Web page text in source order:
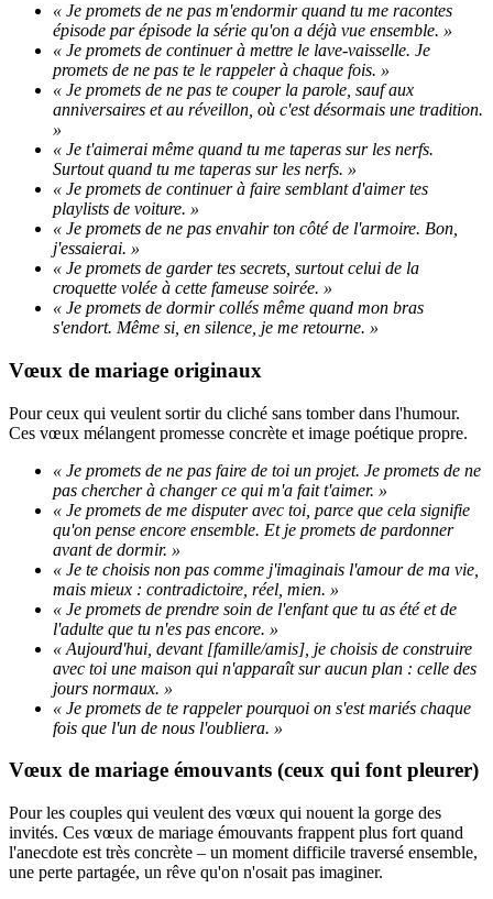
« Je promets de ne pas m'endormir quand tu me racontes
épisode par épisode la série qu'on a déjà vue ensemble. »
« Je promets de continuer à mettre le lave-vaisselle. Je
promets de ne pas te le rappeler à chaque fois. »
« Je promets de ne pas te couper la parole, sauf aux
anniversaires et au réveillon, où c'est désormais une tradition.
»
« Je t'aimerai même quand tu me taperas sur les nerfs.
Surtout quand tu me taperas sur les nerfs. »
« Je promets de continuer à faire semblant d'aimer tes
playlists de voiture. »
« Je promets de ne pas envahir ton côté de l'armoire. Bon,
j'essaierai. »
« Je promets de garder tes secrets, surtout celui de la
croquette volée à cette fameuse soirée. »
« Je promets de dormir collés même quand mon bras
s'endort. Même si, en silence, je me retourne. »
Vœux de mariage originaux
Pour ceux qui veulent sortir du cliché sans tomber dans l'humour.
Ces vœux mélangent promesse concrète et image poétique propre.
« Je promets de ne pas faire de toi un projet. Je promets de ne
pas chercher à changer ce qui m'a fait t'aimer. »
« Je promets de me disputer avec toi, parce que cela signifie
qu'on pense encore ensemble. Et je promets de pardonner
avant de dormir. »
« Je te choisis non pas comme j'imaginais l'amour de ma vie,
mais mieux : contradictoire, réel, mien. »
« Je promets de prendre soin de l'enfant que tu as été et de
l'adulte que tu n'es pas encore. »
« Aujourd'hui, devant [famille/amis], je choisis de construire
avec toi une maison qui n'apparaît sur aucun plan : celle des
jours normaux. »
« Je promets de te rappeler pourquoi on s'est mariés chaque
fois que l'un de nous l'oubliera. »
Vœux de mariage émouvants (ceux qui font pleurer)
Pour les couples qui veulent des vœux qui nouent la gorge des
invités. Ces vœux de mariage émouvants frappent plus fort quand
l'anecdote est très concrète – un moment difficile traversé ensemble,
une perte partagée, un rêve qu'on n'osait pas imaginer.